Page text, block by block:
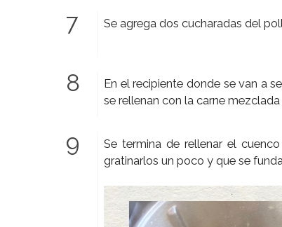
Se agrega dos cucharadas del
En el recipiente donde se van a
se rellenan con la carne
Se termina de rellenar el
gratinarlos un poco y que se